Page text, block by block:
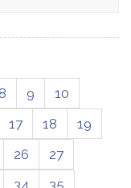
9
10
17 18
19
26
27